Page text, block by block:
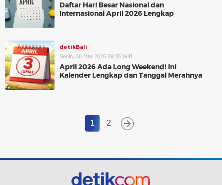
Daftar Hari Besar Nasional dan
Internasional April 2026 Lengkap
detikBali
Senin, 30 Mar 2026 09:35 WIB
April 2026 Ada Long Weekend! Ini
Kalender Lengkap dan Tanggal Merahnya
1 2